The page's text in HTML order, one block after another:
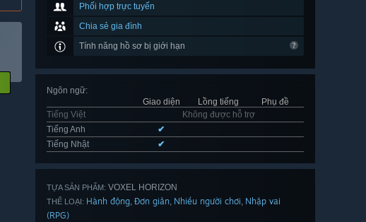
Phối hợp trực tuyến
Chia sẻ gia đình
Tính năng hồ sơ bị giới hạn
Ngôn ngữ:
Giao diện
Lồng tiếng
Phụ đề
Tiếng Việt
Không được hỗ trợ
Tiếng Anh
✔
Tiếng Nhật
✔
TỰA SẢN PHẨM: VOXEL HORIZON
THỂ LOẠI: Hành động, Đơn giản, Nhiều người chơi, Nhập vai
(RPG)